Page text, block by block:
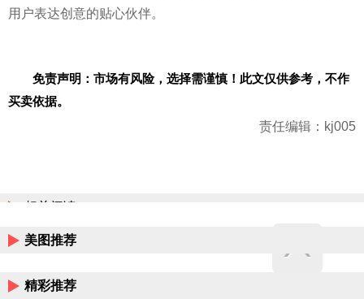
用户表达创意的贴心伙伴。
免责声明：市场有风险，选择需谨慎！此文仅供参考，不作
买卖依据。
责任编辑：kj005
相关阅读
美图推荐
精彩推荐